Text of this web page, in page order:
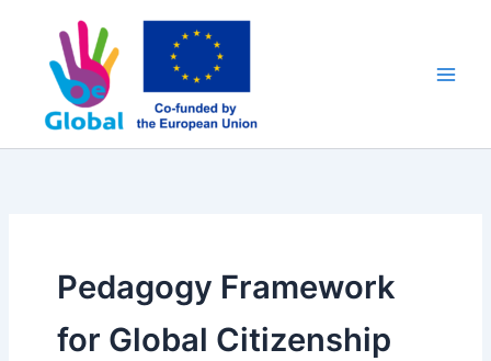
contenido
Pedagogy Framework
for Global Citizenship